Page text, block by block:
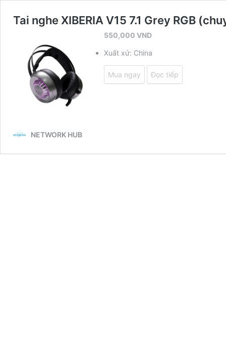
Tai nghe XIBERIA V15 7.1 Grey RGB
550,000 VND
Xuất xứ: China
Mua ngay Đọc tiếp
NETWORK HUB